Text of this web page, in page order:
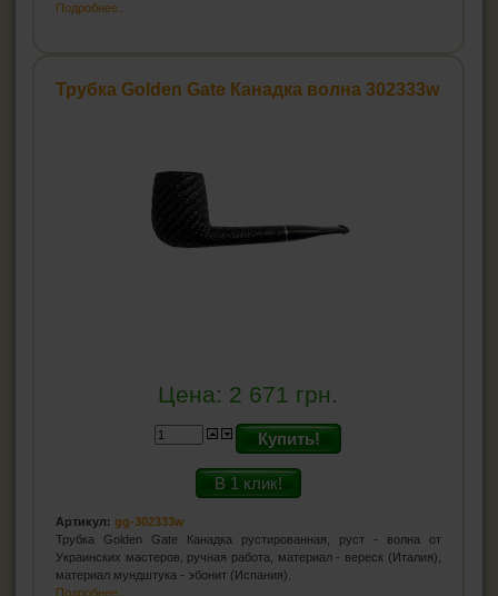
Подробнее...
Трубка Golden Gate Канадка волна 302333w
Цена: 2 671 грн.
Купить!
В 1 клик!
Артикул: gg-302333w
Трубка Golden Gate Канадка рустированная, руст - волна от
Украинских мастеров, ручная работа, материал - вереск (Италия),
материал мундштука - эбонит (Испания).
Подробнее...